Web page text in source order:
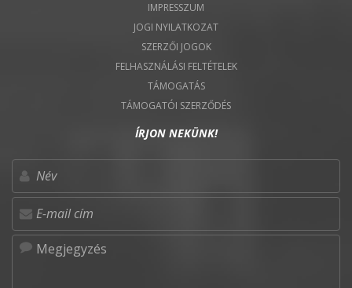
IMPRESSZUM
JOGI NYILATKOZAT
SZERZŐI JOGOK
FELHASZNÁLÁSI FELTÉTELEK
TÁMOGATÁS
TÁMOGATÓI SZERZŐDÉS
ÍRJON NEKÜNK!